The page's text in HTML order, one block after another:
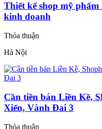
Thiết kế shop mỹ
kinh doanh
Thỏa thuận
Hà Nội
Cần tiền bán Liền Kề,
Xiển, Vành Đai 3
Thỏa thuận